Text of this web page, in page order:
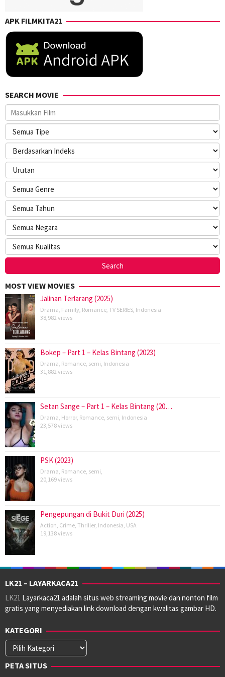
APK FILMKITA21
SEARCH MOVIE
MOST VIEW MOVIES
Jalinan Terlarang (2025)
Drama Family Romance TV SERIES Indonesia
38,982 views
Bokep – Part 1 – Kelas Bintang (2023)
Drama Romance semi Indonesia
31,882 views
Setan Sange – Part 1 – Kelas Bintang (20…
Drama Horror, Romance semi Indonesia
23,578 views
PSK (2023)
Drama Romance semi
20,169 views
Pengepungan di Bukit Duri (2025)
Action Crime Thriller, Indonesia USA
19,138 views
LK21 – LAYARKACA21
LK21 Layarkaca21 adalah situs web streaming movie dan nonton film
gratis yang menyediakan link download dengan kwalitas gambar HD.
KATEGORI
Kategori
PETA SITUS